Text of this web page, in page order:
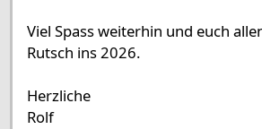
Viel Spass weiterhin und euch
Rutsch ins 2026.
Herzliche
Rolf